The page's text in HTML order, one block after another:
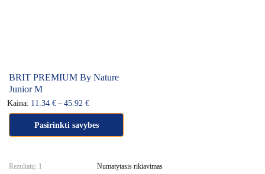
BRIT PREMIUM By Nature
Junior M
Kaina: 11.34 € – 45.92 €
Pasirinkti savybes
Rezultatų: 1